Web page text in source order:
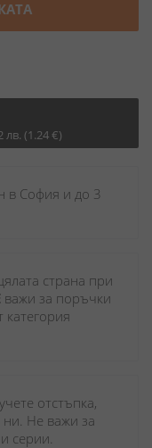
(1.24 €)
в София и до 3
страна при
важи за поръчки
категория
отстъпка,
ни. Не важи за
серии.